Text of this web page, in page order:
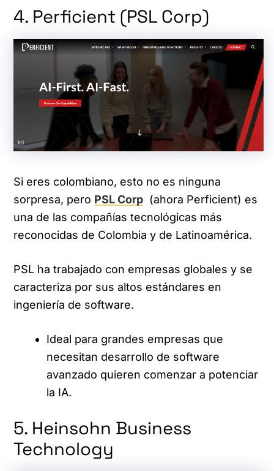
4. Perficient (PSL Corp)
Si eres colombiano, esto no es ninguna
sorpresa, pero PSL Corp (ahora Perficient) es
una de las compañías tecnológicas más
reconocidas de Colombia y de Latinoamérica.
PSL ha trabajado con empresas globales y se
caracteriza por sus altos estándares en
ingeniería de software.
Ideal para grandes empresas que
necesitan desarrollo de software
avanzado quieren comenzar a potenciar
la IA.
5. Heinsohn Business
Technology